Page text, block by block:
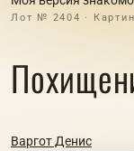
Лот № 2404 ·
Варгот Денис